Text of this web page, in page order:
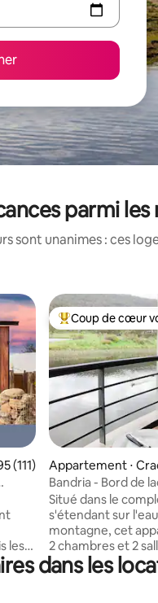
parmi
sont unanimes : ces
moyenne sur la base
(111)
les
ou
Coups de cœur
Coup de cœur
Appartement ⋅
Bandria - Bord de
Situé dans le
s'étendant sur
montagne, cet
2 chambres et 2
pour un week-end
vacances en
dans les